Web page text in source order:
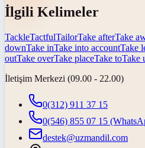
İlgili Kelimeler
TackleTactfulTailorTake afterTake
downTake inTake into accountTake
outTake overTake placeTake toTake
İletişim Merkezi (09.00 - 22.00)
0(312) 911 37 15
0(546) 855 07 15
destek@uzmandil.com